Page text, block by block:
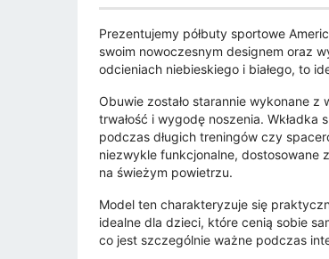
Prezentujemy półbuty sportowe
swoim nowoczesnym designem oraz
odcieniach niebieskiego i białego, to
Obuwie zostało starannie wykonane z
trwałość i wygodę noszenia.
podczas długich treningów czy
niezwykle funkcjonalne, dostosowane
na świeżym powietrzu.
Model ten charakteryzuje się
idealne dla dzieci, które cenią sobie
co jest szczególnie ważne podczas